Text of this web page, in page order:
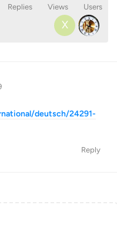
Replies Views Users
X
deutsch/24291-
Reply